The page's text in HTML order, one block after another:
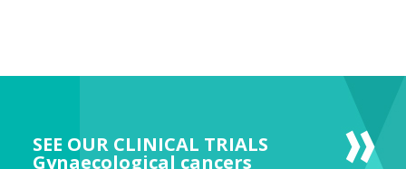
SEE OUR CLINICAL TRIALS
Gynaecological cancers